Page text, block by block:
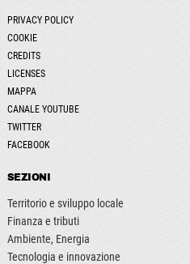
PRIVACY POLICY
COOKIE
CREDITS
LICENSES
MAPPA
CANALE YOUTUBE
TWITTER
FACEBOOK
SEZIONI
Territorio e sviluppo locale
Finanza e tributi
Ambiente, Energia
Tecnologia e innovazione